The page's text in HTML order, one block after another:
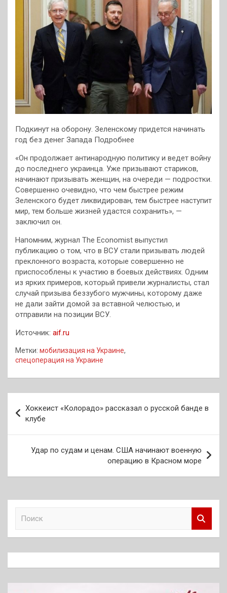
Подкинут на оборону. Зеленскому придется начинать
год без денег Запада Подробнее
«Он продолжает антинародную политику и ведет войну
до последнего украинца. Уже призывают стариков,
начинают призывать женщин, на очереди — подростки.
Совершенно очевидно, что чем быстрее режим
Зеленского будет ликвидирован, тем быстрее наступит
мир, тем больше жизней удастся сохранить», —
заключил он.
Напомним, журнал The Economist выпустил
публикацию о том, что в ВСУ стали призывать людей
преклонного возраста, которые совершенно не
приспособлены к участию в боевых действиях. Одним
из ярких примеров, который привели журналисты, стал
случай призыва беззубого мужчины, которому даже
не дали зайти домой за вставной челюстью, и
отправили на позиции ВСУ.
Источник: aif.ru
Метки: мобилизация на Украине,
спецоперация на Украине
по
записям
Хоккеист «Колорадо» рассказал о русской банде в
клубе
Удар по судам и ценам. США начинают военную
операцию в Красном море
к